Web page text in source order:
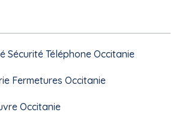
Sécurité Téléphone Occitanie
Fermetures Occitanie
Occitanie